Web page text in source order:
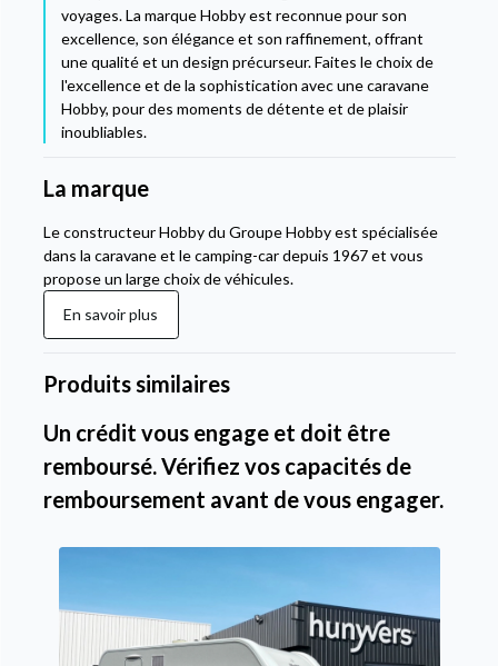
voyages. La marque Hobby est reconnue pour son
excellence, son élégance et son raffinement, offrant
une qualité et un design précurseur. Faites le choix de
l'excellence et de la sophistication avec une caravane
Hobby, pour des moments de détente et de plaisir
inoubliables.
La marque
Le constructeur Hobby du Groupe Hobby est spécialisée
dans la caravane et le camping-car depuis 1967 et vous
propose un large choix de véhicules.
En savoir plus
Produits similaires
Un crédit vous engage et doit être
remboursé. Vérifiez vos capacités de
remboursement avant de vous engager.